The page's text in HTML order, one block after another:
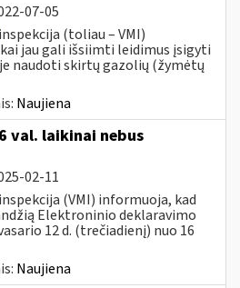
07-05
inspekcija (toliau – VMI)
jau gali išsiimti leidimus įsigyti
naudoti skirtų gazolių (žymėtų
Naujiena
val. laikinai nebus
02-11
inspekcija (VMI) informuoja, kad
Elektroninio deklaravimo
12 d. (trečiadienį) nuo 16
Naujiena